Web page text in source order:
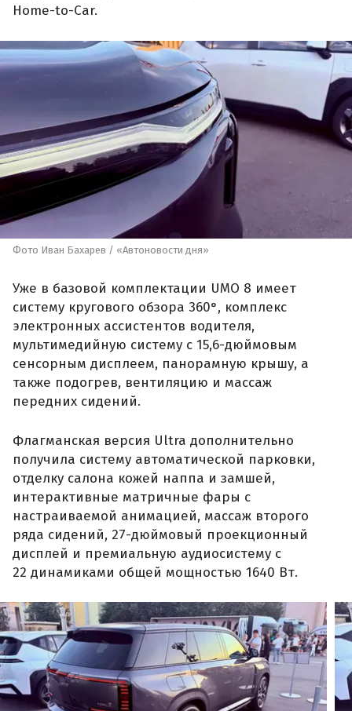
Home-to-Car.
Фото Иван Бахарев / «Автоновости дня»
Уже в базовой комплектации UMO 8 имеет
систему кругового обзора 360°, комплекс
электронных ассистентов водителя,
мультимедийную систему с 15,6-дюймовым
сенсорным дисплеем, панорамную крышу, а
также подогрев, вентиляцию и массаж
передних сидений.
Флагманская версия Ultra дополнительно
получила систему автоматической парковки,
отделку салона кожей наппа и замшей,
интерактивные матричные фары с
настраиваемой анимацией, массаж второго
ряда сидений, 27-дюймовый проекционный
дисплей и премиальную аудиосистему с
22 динамиками общей мощностью 1640 Вт.